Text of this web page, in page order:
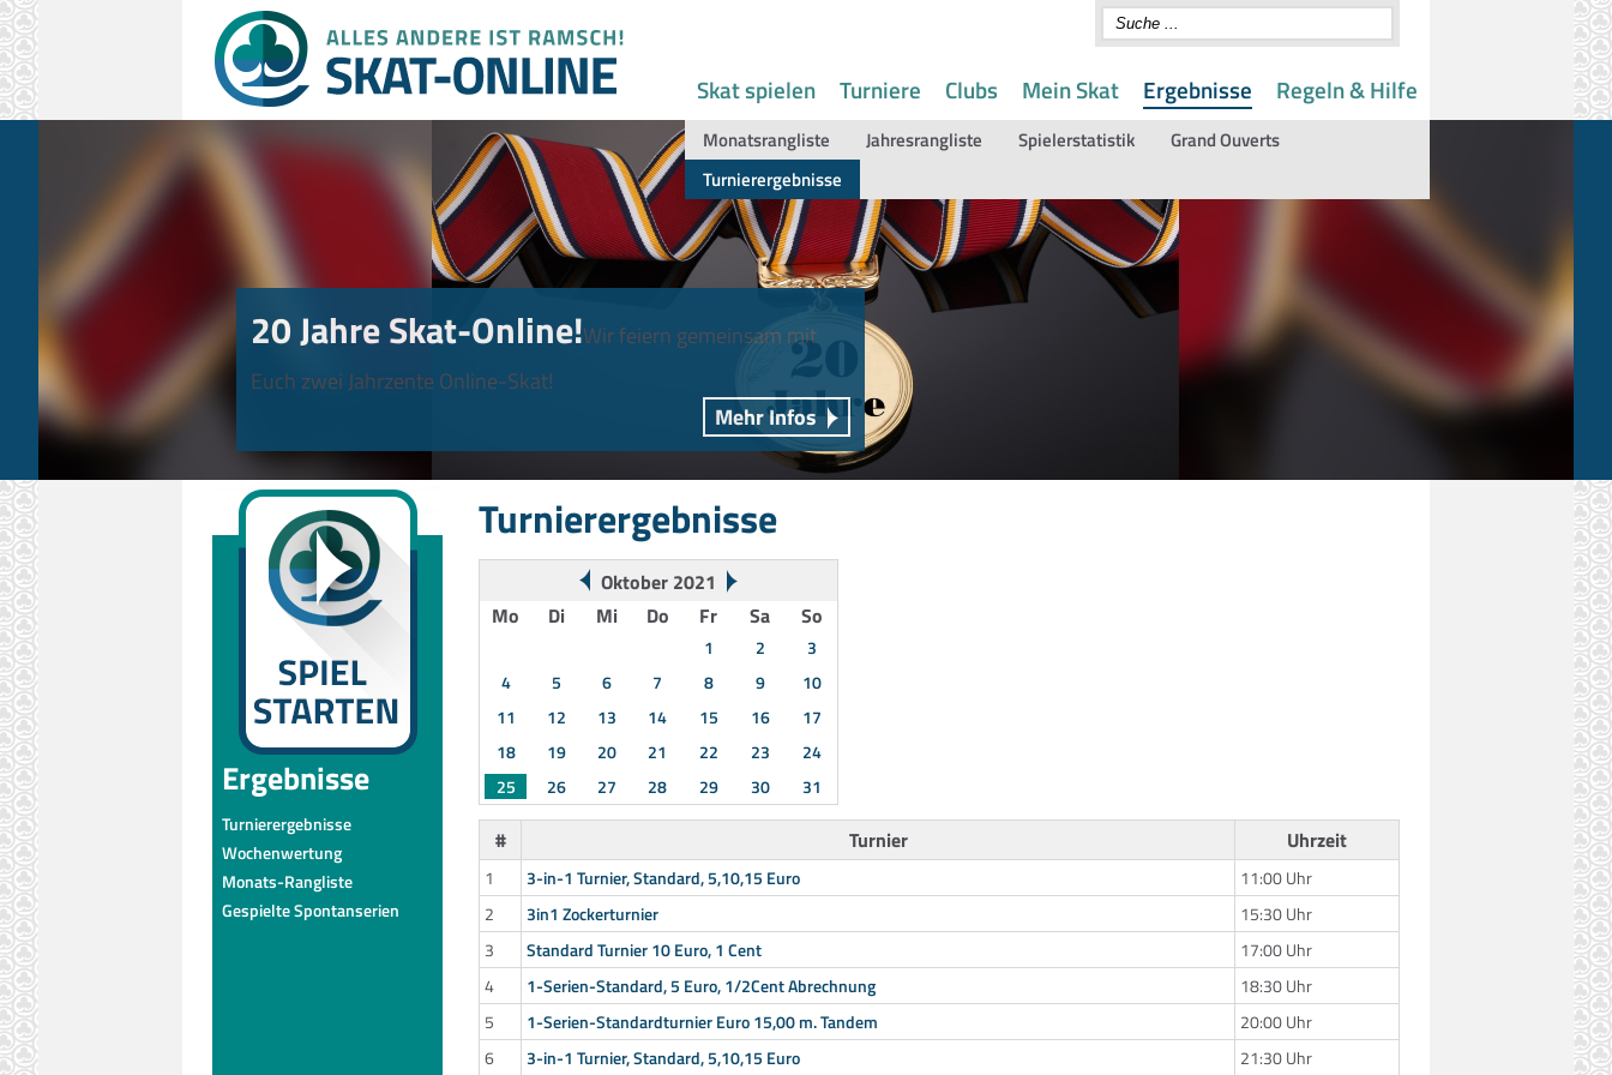
Skat spielen Turniere Clubs Mein Skat Ergebnisse
Monatsrangliste Jahresrangliste Spielerstatistik
Grand Ouverts
Turnierergebnisse
Regeln & Hilfe
20 Jahre Skat-Online!Wir feiern gemeinsam mit
Euch zwei Jahrzente Online-Skat!
Mehr Infos
Ergebnisse
Turnierergebnisse
Wochenwertung
Monats-Rangliste
Gespielte Spontanserien
Turnierergebnisse
Oktober 2021
Mo
Di Mi Do Fr Sa So
1 2
3
4
5 6 7 8 9
10
11
12 13 14 15 16
17
18
19 20 21 22 23
24
25
26 27 28 29 30 31
# Turnier Uhrzeit
1 3-in-1 Turnier, Standard, 5,10,15 Euro
11:00 Uhr
2
3in1 Zockerturnier
15:30 Uhr
3
Standard Turnier 10 Euro, 1 Cent
17:00 Uhr
4
1-Serien-Standard, 5 Euro, 1/2Cent Abrechnung
18:30 Uhr
5
1-Serien-Standardturnier Euro 15,00 m. Tandem
20:00 Uhr
6
3-in-1 Turnier, Standard, 5,10,15 Euro 21:30 Uhr